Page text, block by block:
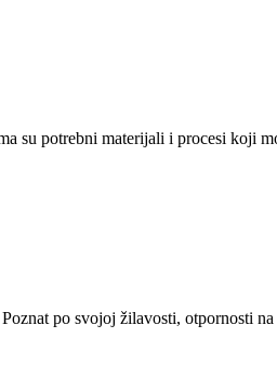
su potrebni materijali i procesi koji
po svojoj žilavosti, otpornosti